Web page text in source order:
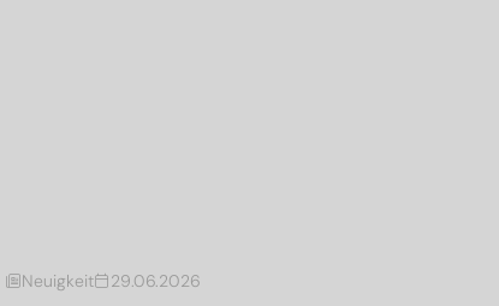
Neuigkeit 29.06.2026